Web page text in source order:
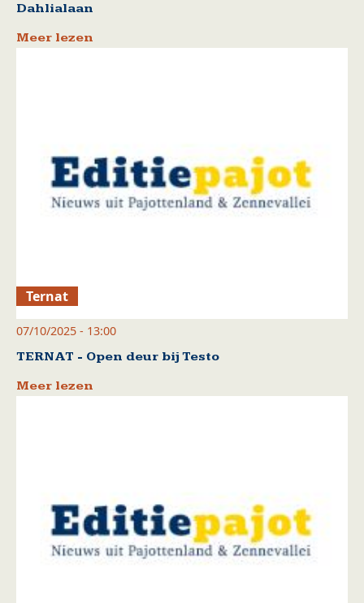
Dahlialaan
Meer lezen
Ternat
07/10/2025 - 13:00
TERNAT - Open deur bij Testo
Meer lezen